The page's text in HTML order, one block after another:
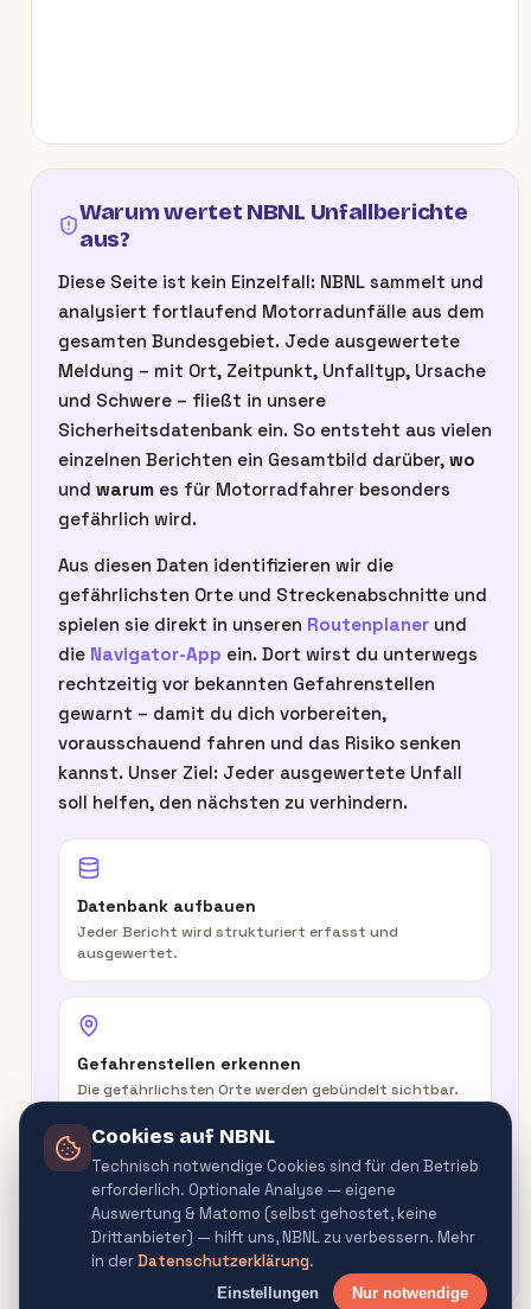
Warum wertet NBNL Unfallberichte
aus?
Diese Seite ist kein Einzelfall: NBNL sammelt und
analysiert fortlaufend Motorradunfälle aus dem
gesamten Bundesgebiet. Jede ausgewertete
Meldung – mit Ort, Zeitpunkt, Unfalltyp, Ursache
und Schwere – fließt in unsere
Sicherheitsdatenbank ein. So entsteht aus vielen
einzelnen Berichten ein Gesamtbild darüber, wo
und warum es für Motorradfahrer besonders
gefährlich wird.
Aus diesen Daten identifizieren wir die
gefährlichsten Orte und Streckenabschnitte und
spielen sie direkt in unseren Routenplaner und
die Navigator-App ein. Dort wirst du unterwegs
rechtzeitig vor bekannten Gefahrenstellen
gewarnt – damit du dich vorbereiten,
vorausschauend fahren und das Risiko senken
kannst. Unser Ziel: Jeder ausgewertete Unfall
soll helfen, den nächsten zu verhindern.
Datenbank aufbauen
Jeder Bericht wird strukturiert erfasst und
ausgewertet.
Gefahrenstellen erkennen
Die gefährlichsten Orte werden gebündelt sichtbar.
In der Route warnen
Routenplaner & Navigator warnen vor
Gefahrenquellen.
Cookies auf NBNL
Technisch notwendige Cookies sind für den Betrieb
erforderlich. Optionale Analyse — eigene
Auswertung & Matomo (selbst gehostet, keine
Drittanbieter) — hilft uns, NBNL zu verbessern. Mehr
in derDatenschutzerklärung.
Einstellungen Nur notwendige